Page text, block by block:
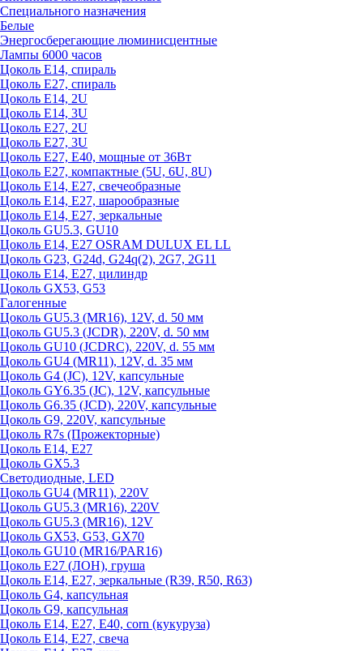
Специального назначения
Белые
Энергосберегающие люминисцентные
Лампы 6000 часов
Цоколь Е14, спираль
Цоколь Е27, спираль
Цоколь Е14, 2U
Цоколь Е14, 3U
Цоколь Е27, 2U
Цоколь Е27, 3U
Цоколь Е27, Е40, мощные от 36Вт
Цоколь Е27, компактные (5U, 6U, 8U)
Цоколь Е14, Е27, свечеобразные
Цоколь Е14, Е27, шарообразные
Цоколь Е14, Е27, зеркальные
Цоколь GU5.3, GU10
Цоколь Е14, Е27 OSRAM DULUX EL LL
Цоколь G23, G24d, G24q(2), 2G7, 2G11
Цоколь Е14, Е27, цилиндр
Цоколь GX53, G53
Галогенные
Цоколь GU5.3 (MR16), 12V, d. 50 мм
Цоколь GU5.3 (JCDR), 220V, d. 50 мм
Цоколь GU10 (JCDRC), 220V, d. 55 мм
Цоколь GU4 (MR11), 12V, d. 35 мм
Цоколь G4 (JC), 12V, капсульные
Цоколь GY6.35 (JC), 12V, капсульные
Цоколь G6.35 (JCD), 220V, капсульные
Цоколь G9, 220V, капсульные
Цоколь R7s (Прожекторные)
Цоколь E14, E27
Цоколь GX5.3
Светодиодные, LED
Цоколь GU4 (MR11), 220V
Цоколь GU5.3 (MR16), 220V
Цоколь GU5.3 (MR16), 12V
Цоколь GX53, G53, GX70
Цоколь GU10 (MR16/PAR16)
Цоколь Е27 (ЛОН), груша
Цоколь Е14, Е27, зеркальные (R39, R50, R63)
Цоколь G4, капсульная
Цоколь G9, капсульная
Цоколь Е14, Е27, Е40, corn (кукуруза)
Цоколь Е14, Е27, свеча